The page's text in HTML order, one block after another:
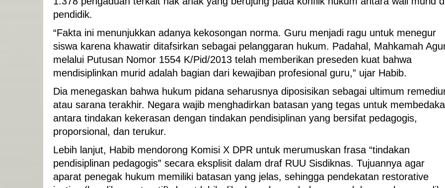
pendidik.
“Fakta ini menunjukkan adanya kekosongan norma. Guru menjadi ragu untuk menegur
siswa karena khawatir ditafsirkan sebagai pelanggaran hukum. Padahal, Mahkamah
melalui Putusan Nomor 1554 K/Pid/2013 telah memberikan preseden kuat bahwa
mendisiplinkan murid adalah bagian dari kewajiban profesional guru,” ujar Habib.
Dia menegaskan bahwa hukum pidana seharusnya diposisikan sebagai ultimum
atau sarana terakhir. Negara wajib menghadirkan batasan yang tegas untuk
antara tindakan kekerasan dengan tindakan pendisiplinan yang bersifat pedagogis,
proporsional, dan terukur.
Lebih lanjut, Habib mendorong Komisi X DPR untuk merumuskan frasa “tindakan
pendisiplinan pedagogis” secara eksplisit dalam draf RUU Sisdiknas. Tujuannya agar
aparat penegak hukum memiliki batasan yang jelas, sehingga pendekatan restorative